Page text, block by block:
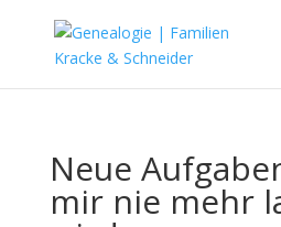
Neue
mir nie mehr